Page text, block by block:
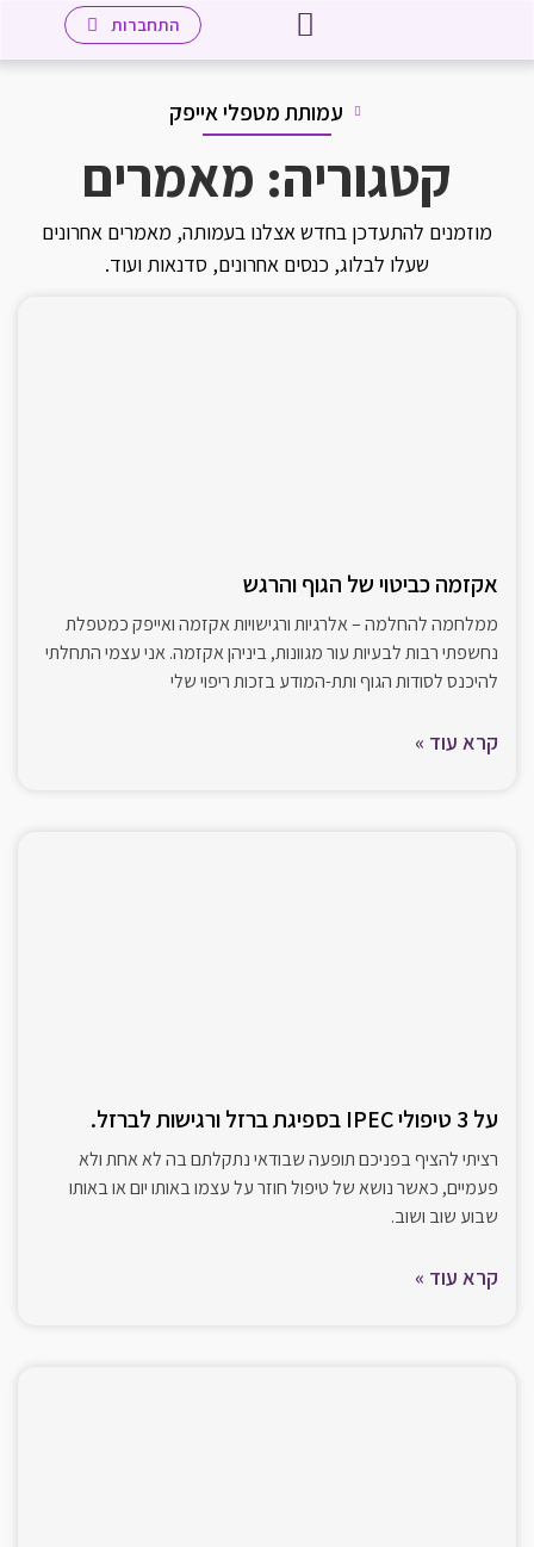
התחברות
עמותת מטפלי אייפק
קטגוריה: מאמרים
מוזמנים להתעדכן בחדש אצלנו בעמותה, מאמרים אחרונים
שעלו לבלוג, כנסים אחרונים, סדנאות ועוד.
אקזמה כביטוי של הגוף והרגש
ממלחמה להחלמה – אלרגיות ורגישויות אקזמה ואייפק כמטפלת
נחשפתי רבות לבעיות עור מגוונות, ביניהן אקזמה. אני עצמי התחלתי
להיכנס לסודות הגוף ותת-המודע בזכות ריפוי שלי
קרא עוד »
על 3 טיפולי IPEC בספיגת ברזל ורגישות לברזל.
רציתי להציף בפניכם תופעה שבודאי נתקלתם בה לא אחת ולא
פעמיים, כאשר נושא של טיפול חוזר על עצמו באותו יום או באותו
שבוע שוב ושוב.
קרא עוד »